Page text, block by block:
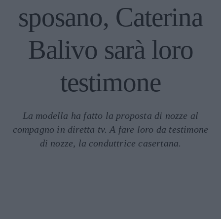
sposano, Caterina
Balivo sarà loro
testimone
La modella ha fatto la proposta di nozze al
compagno in diretta tv. A fare loro da testimone
di nozze, la conduttrice casertana.